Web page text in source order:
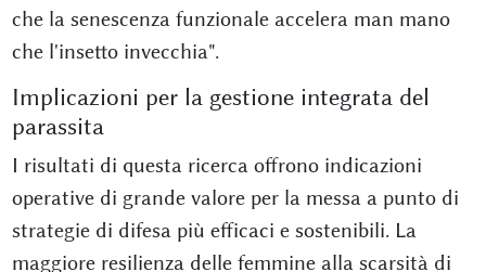
che la senescenza funzionale accelera man mano
che l'insetto invecchia".
Implicazioni per la gestione integrata del
parassita
I risultati di questa ricerca offrono indicazioni
operative di grande valore per la messa a punto di
strategie di difesa più efficaci e sostenibili. La
maggiore resilienza delle femmine alla scarsità di